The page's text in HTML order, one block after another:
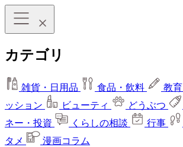
カテゴリ
雑貨・日用品 食品・飲料 教育
ッション
ビューティ どうぶつ
ネー・投資
くらしの相談 行事
タメ
漫画コラム